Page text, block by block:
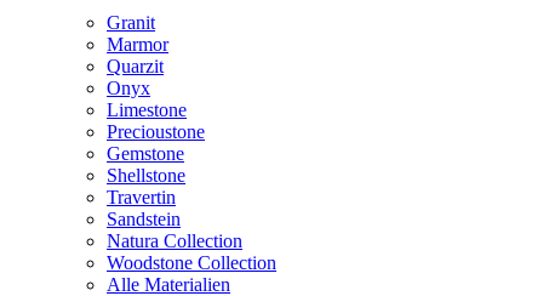
Granit
Marmor
Quarzit
Onyx
Limestone
Precioustone
Gemstone
Shellstone
Travertin
Sandstein
Natura Collection
Woodstone Collection
Alle Materialien